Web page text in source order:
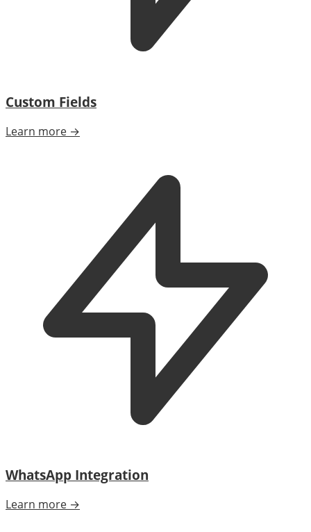
Custom Fields
Learn more →
WhatsApp Integration
Learn more →